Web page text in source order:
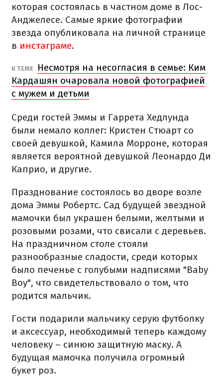
которая состоялась в частном доме в Лос-
Анджелесе. Самые яркие фотографии
звезда опубликовала на личной странице
в инстаграме.
К ТЕМЕ
Несмотря на несогласия в семье: Ким
Кардашян очаровала новой фотографией
с мужем и детьми
Среди гостей Эммы и Гаррета Хедлунда
были немало коллег: Кристен Стюарт со
своей девушкой, Камила Морроне, которая
является вероятной девушкой Леонардо Ди
Каприо, и другие.
Празднование состоялось во дворе возле
дома Эммы Робертс. Сад будущей звездной
мамочки был украшен белыми, желтыми и
розовыми розами, что свисали с деревьев.
На праздничном столе стояли
разнообразные сладости, среди которых
было печенье с голубыми надписями "Baby
Boy", что свидетельствовало о том, что
родится мальчик.
Гости подарили мальчику серую футболку
и аксессуар, необходимый теперь каждому
человеку – синюю защитную маску. А
будущая мамочка получила огромный
букет роз.